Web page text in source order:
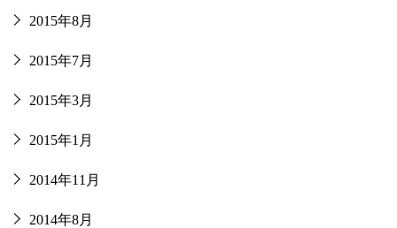
2015年8月
2015年7月
2015年3月
2015年1月
2014年11月
2014年8月